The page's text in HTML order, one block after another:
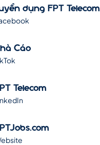
dụng FPT Telecom
Cáo
Telecom